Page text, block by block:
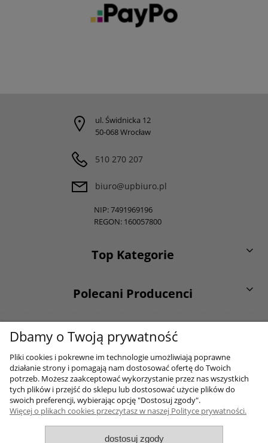
ul. Świdnicka 12
50-068 Wrocław
510 270 207
biuro@upbiuro.pl
NIP: 7491969196
REGON: 160057800
Top Kategorie
Polecani Producenci
O firmie
Moje konto
Sklep internetowy Shoper.pl
2017-2026 Wszelkie prawa zastrzezone
Dbamy o Twoją prywatność
Pliki cookies i pokrewne im technologie umożliwiają poprawne
działanie strony i pomagają nam dostosować ofertę do Twoich
potrzeb. Możesz zaakceptować wykorzystanie przez nas wszystkich
tych plików i przejść do sklepu lub dostosować użycie plików do
swoich preferencji, wybierając opcję "Dostosuj zgody".
Więcej o plikach cookies przeczytasz w naszej Polityce prywatności.
dostosuj zgody